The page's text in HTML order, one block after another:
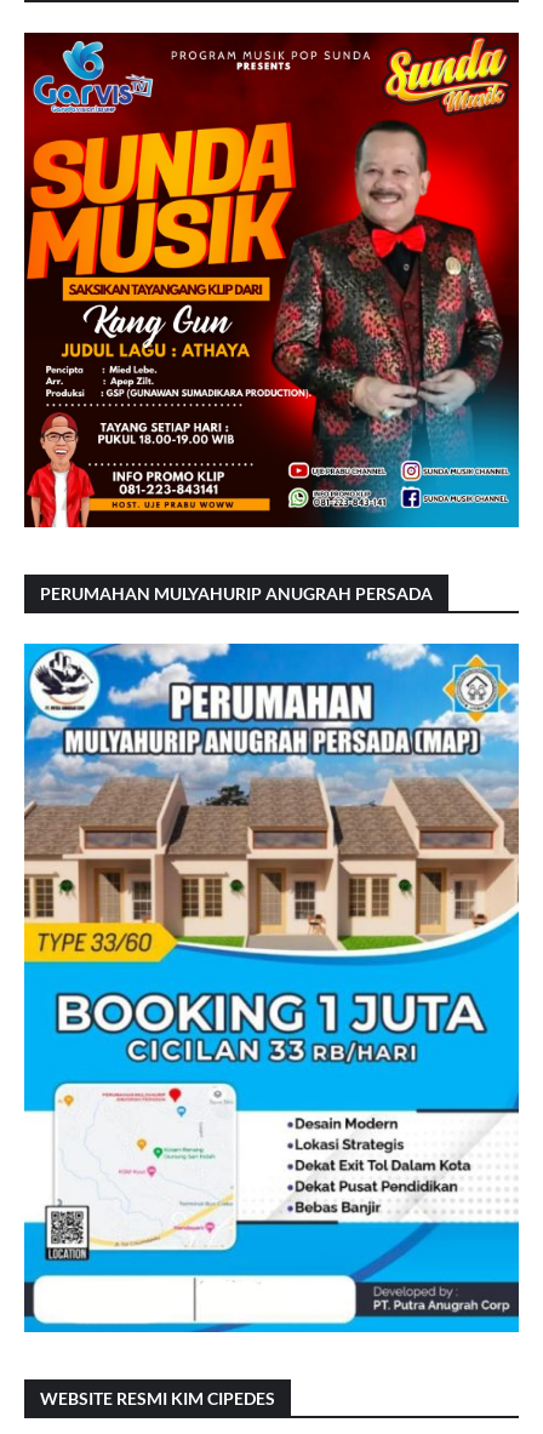
PERUMAHAN MULYAHURIP ANUGRAH PERSADA
WEBSITE RESMI KIM CIPEDES